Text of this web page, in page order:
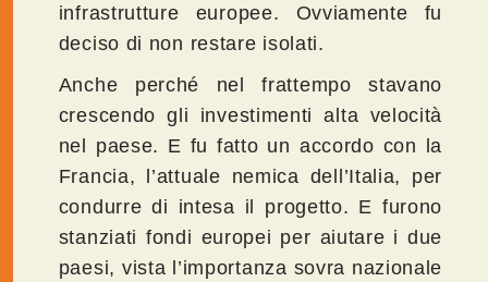
infrastrutture europee. Ovviamente fu
deciso di non restare isolati.
Anche perché nel frattempo stavano
crescendo gli investimenti alta velocità
nel paese. E fu fatto un accordo con la
Francia, l’attuale nemica dell’Italia, per
condurre di intesa il progetto. E furono
stanziati fondi europei per aiutare i due
paesi, vista l’importanza sovra nazionale